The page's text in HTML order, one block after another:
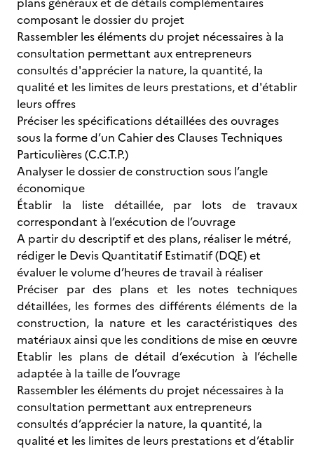
composant le dossier du projet
Rassembler les éléments du projet nécessaires à la
consultation permettant aux entrepreneurs
consultés d'apprécier la nature, la quantité, la
qualité et les limites de leurs prestations, et d'établir
leurs offres
Préciser les spécifications détaillées des ouvrages
sous la forme d’un Cahier des Clauses Techniques
Particulières (C.C.T.P.)
Analyser le dossier de construction sous l’angle
économique
Établir la liste détaillée, par lots de travaux
correspondant à l’exécution de l’ouvrage
A partir du descriptif et des plans, réaliser le métré,
rédiger le Devis Quantitatif Estimatif (DQE) et
évaluer le volume d’heures de travail à réaliser
Préciser par des plans et les notes techniques
détaillées, les formes des différents éléments de la
construction, la nature et les caractéristiques des
matériaux ainsi que les conditions de mise en œuvre
Etablir les plans de détail d’exécution à l’échelle
adaptée à la taille de l’ouvrage
Rassembler les éléments du projet nécessaires à la
consultation permettant aux entrepreneurs
consultés d’apprécier la nature, la quantité, la
qualité et les limites de leurs prestations et d’établir